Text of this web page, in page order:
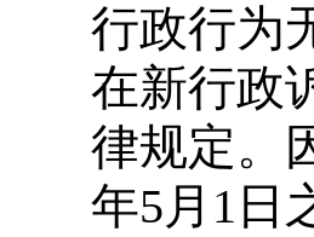
行政行为
在新行政
律规定。
年5月1日